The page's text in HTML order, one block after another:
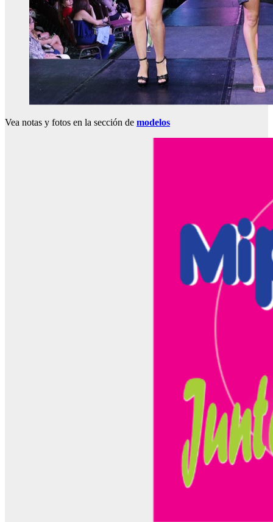
Vea notas y fotos en la sección de modelos